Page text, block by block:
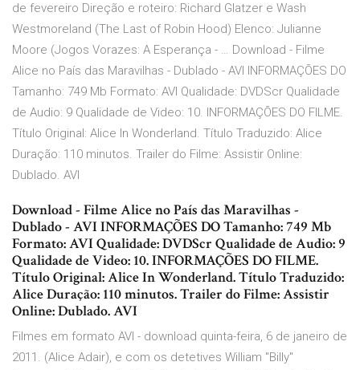
de fevereiro Direção e roteiro: Richard Glatzer e Wash
Westmoreland (The Last of Robin Hood) Elenco: Julianne
Moore (Jogos Vorazes: A Esperança - … Download - Filme
Alice no País das Maravilhas - Dublado - AVI INFORMAÇÕES DO
Tamanho: 749 Mb Formato: AVI Qualidade: DVDScr Qualidade
de Audio: 9 Qualidade de Video: 10. INFORMAÇÕES DO FILME.
Título Original: Alice In Wonderland. Título Traduzido: Alice
Duração: 110 minutos. Trailer do Filme: Assistir Online:
Dublado. AVI
Download - Filme Alice no País das Maravilhas -
Dublado - AVI INFORMAÇÕES DO Tamanho: 749 Mb
Formato: AVI Qualidade: DVDScr Qualidade de Audio: 9
Qualidade de Video: 10. INFORMAÇÕES DO FILME.
Título Original: Alice In Wonderland. Título Traduzido:
Alice Duração: 110 minutos. Trailer do Filme: Assistir
Online: Dublado. AVI
Filmes em formato AVI - download quinta-feira, 6 de janeiro de
2011. (Alice Adair), e com os detetives William "Billy"